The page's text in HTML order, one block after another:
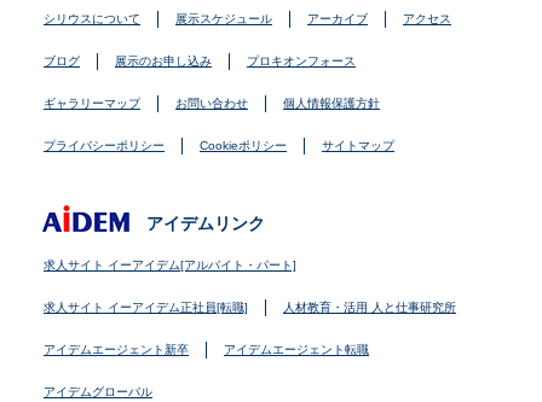
シリウスについて 展示スケジュール アーカイブ アクセス
ブログ 展示のお申し込み プロキオンフォース
ギャラリーマップ お問い合わせ 個人情報保護方針
プライバシーポリシー Cookieポリシー サイトマップ
アイデムリンク
求人サイト イーアイデム[アルバイト・パート]
求人サイト イーアイデム正社員[転職] 人材教育・活用 人と仕事研究所
アイデムエージェント新卒 アイデムエージェント転職
アイデムグローバル